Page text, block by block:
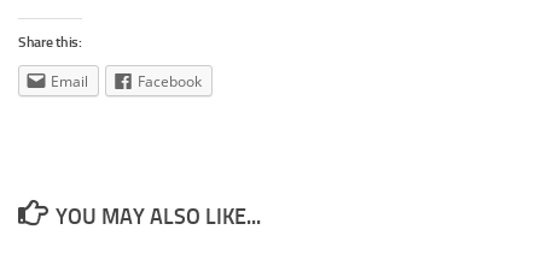
Share this:
Email Facebook
YOU MAY ALSO LIKE...